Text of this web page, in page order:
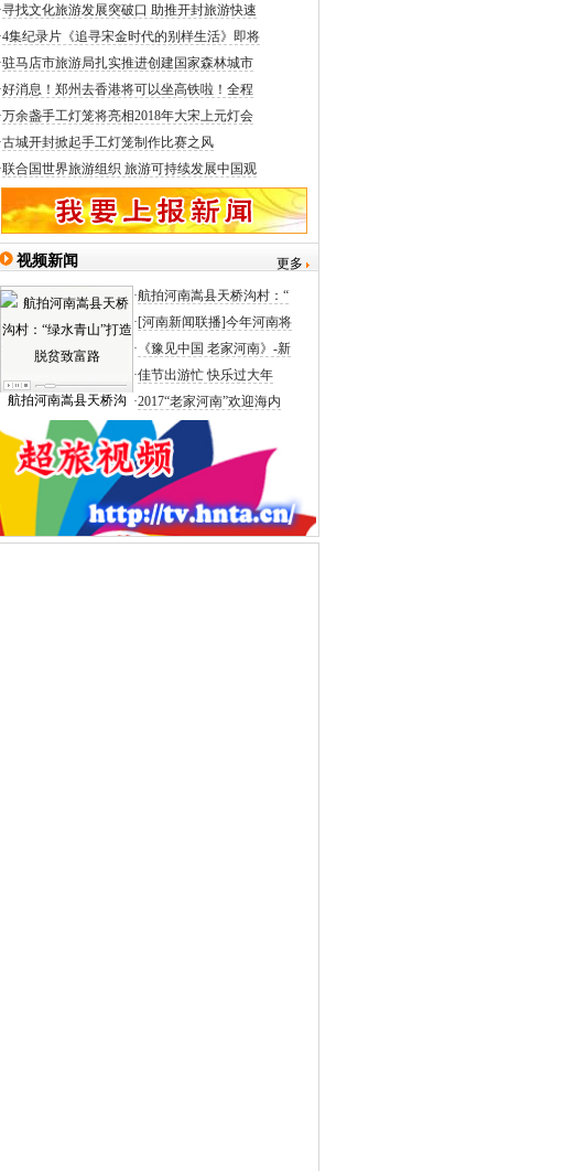
·寻找文化旅游发展突破口 助推开封旅游快速
·4集纪录片《追寻宋金时代的别样生活》即将
·驻马店市旅游局扎实推进创建国家森林城市
·好消息！郑州去香港将可以坐高铁啦！全程
·万余盏手工灯笼将亮相2018年大宋上元灯会
·古城开封掀起手工灯笼制作比赛之风
·联合国世界旅游组织 旅游可持续发展中国观
视频新闻 更多
航拍河南嵩县天桥沟
·航拍河南嵩县天桥沟村：“
·[河南新闻联播]今年河南将
· 《豫见中国 老家河南》-新
·佳节出游忙 快乐过大年
·2017“老家河南”欢迎海内